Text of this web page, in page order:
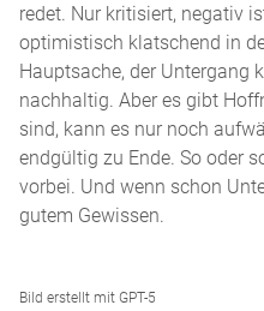
redet. Nur kritisiert, negativ
optimistisch klatschend in
Hauptsache, der Untergang
nachhaltig. Aber es gibt
sind, kann es nur noch
endgültig zu Ende. So oder
vorbei. Und wenn schon
gutem Gewissen.
Bild erstellt mit GPT-5